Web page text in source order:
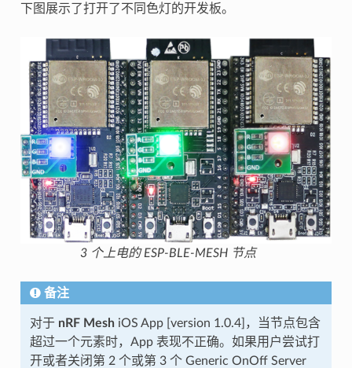
下图展示了打开了不同色灯的开发板。
3 个上电的 ESP-BLE-MESH 节点
备注
对于 nRF MeshiOS App [version 1.0.4]，当节点包含
超过一个元素时，App 表现不正确。如果用户尝试打
开或者关闭第 2 个或第 3 个 Generic OnOff Server